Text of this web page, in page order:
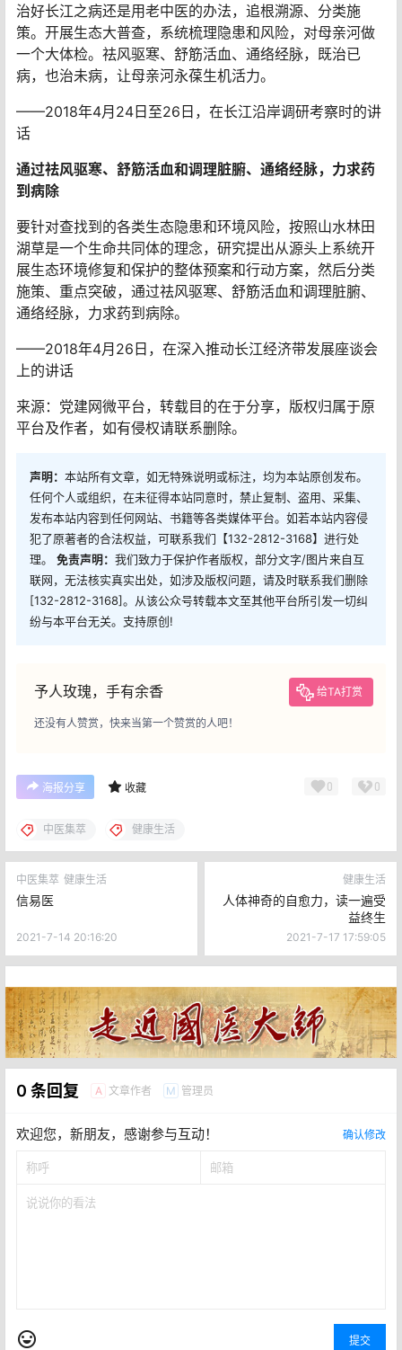
治好长江之病还是用老中医的办法，追根溯源、分类施
策。开展生态大普查，系统梳理隐患和风险，对母亲河做
一个大体检。祛风驱寒、舒筋活血、通络经脉，既治已
病，也治未病，让母亲河永葆生机活力。
——2018年4月24日至26日，在长江沿岸调研考察时的讲
话
通过祛风驱寒、舒筋活血和调理脏腑、通络经脉，力求药
到病除
要针对查找到的各类生态隐患和环境风险，按照山水林田
湖草是一个生命共同体的理念，研究提出从源头上系统开
展生态环境修复和保护的整体预案和行动方案，然后分类
施策、重点突破，通过祛风驱寒、舒筋活血和调理脏腑、
通络经脉，力求药到病除。
——2018年4月26日，在深入推动长江经济带发展座谈会
上的讲话
来源：党建网微平台，转载目的在于分享，版权归属于原
平台及作者，如有侵权请联系删除。
声明： 本站所有文章，如无特殊说明或标注，均为本站原创发布。
任何个人或组织，在未征得本站同意时，禁止复制、盗用、采集、
发布本站内容到任何网站、书籍等各类媒体平台。如若本站内容侵
犯了原著者的合法权益，可联系我们【132-2812-3168】进行处
理。 免责声明： 我们致力于保护作者版权，部分文字/图片来自互
联网，无法核实真实出处，如涉及版权问题，请及时联系我们删除
[132-2812-3168]。从该公众号转载本文至其他平台所引发一切纠
纷与本平台无关。支持原创!
予人玫瑰，手有余香 给TA打赏
还没有人赞赏，快来当第一个赞赏的人吧！
海报分享 收藏 0 0
中医集萃 健康生活
中医集萃 健康生活
信易医
2021-7-14 20:16:20
健康生活
人体神奇的自愈力，读一遍受
益终生
2021-7-17 17:59:05
0 条回复 A 文章作者 M 管理员
欢迎您，新朋友，感谢参与互动！ 确认修改
提交